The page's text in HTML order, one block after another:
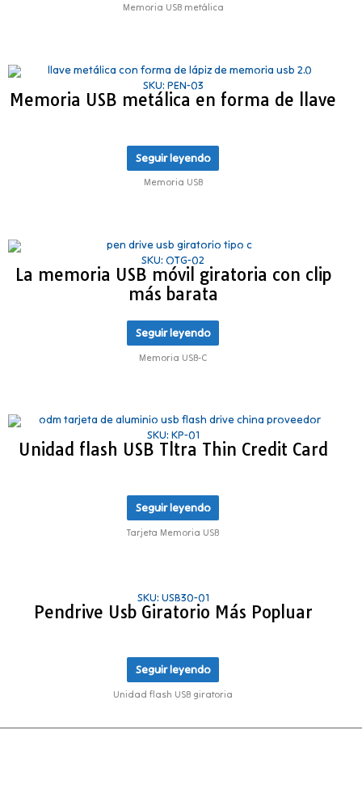
Memoria USB metálica
SKU: PEN-03
Memoria USB metálica en forma de llave
Seguir leyendo
Memoria USB
SKU: OTG-02
La memoria USB móvil giratoria con clip
más barata
Seguir leyendo
Memoria USB-C
SKU: KP-01
Unidad flash USB Tltra Thin Credit Card
Seguir leyendo
Tarjeta Memoria USB
SKU: USB30-01
Pendrive Usb Giratorio Más Popluar
Seguir leyendo
Unidad flash USB giratoria